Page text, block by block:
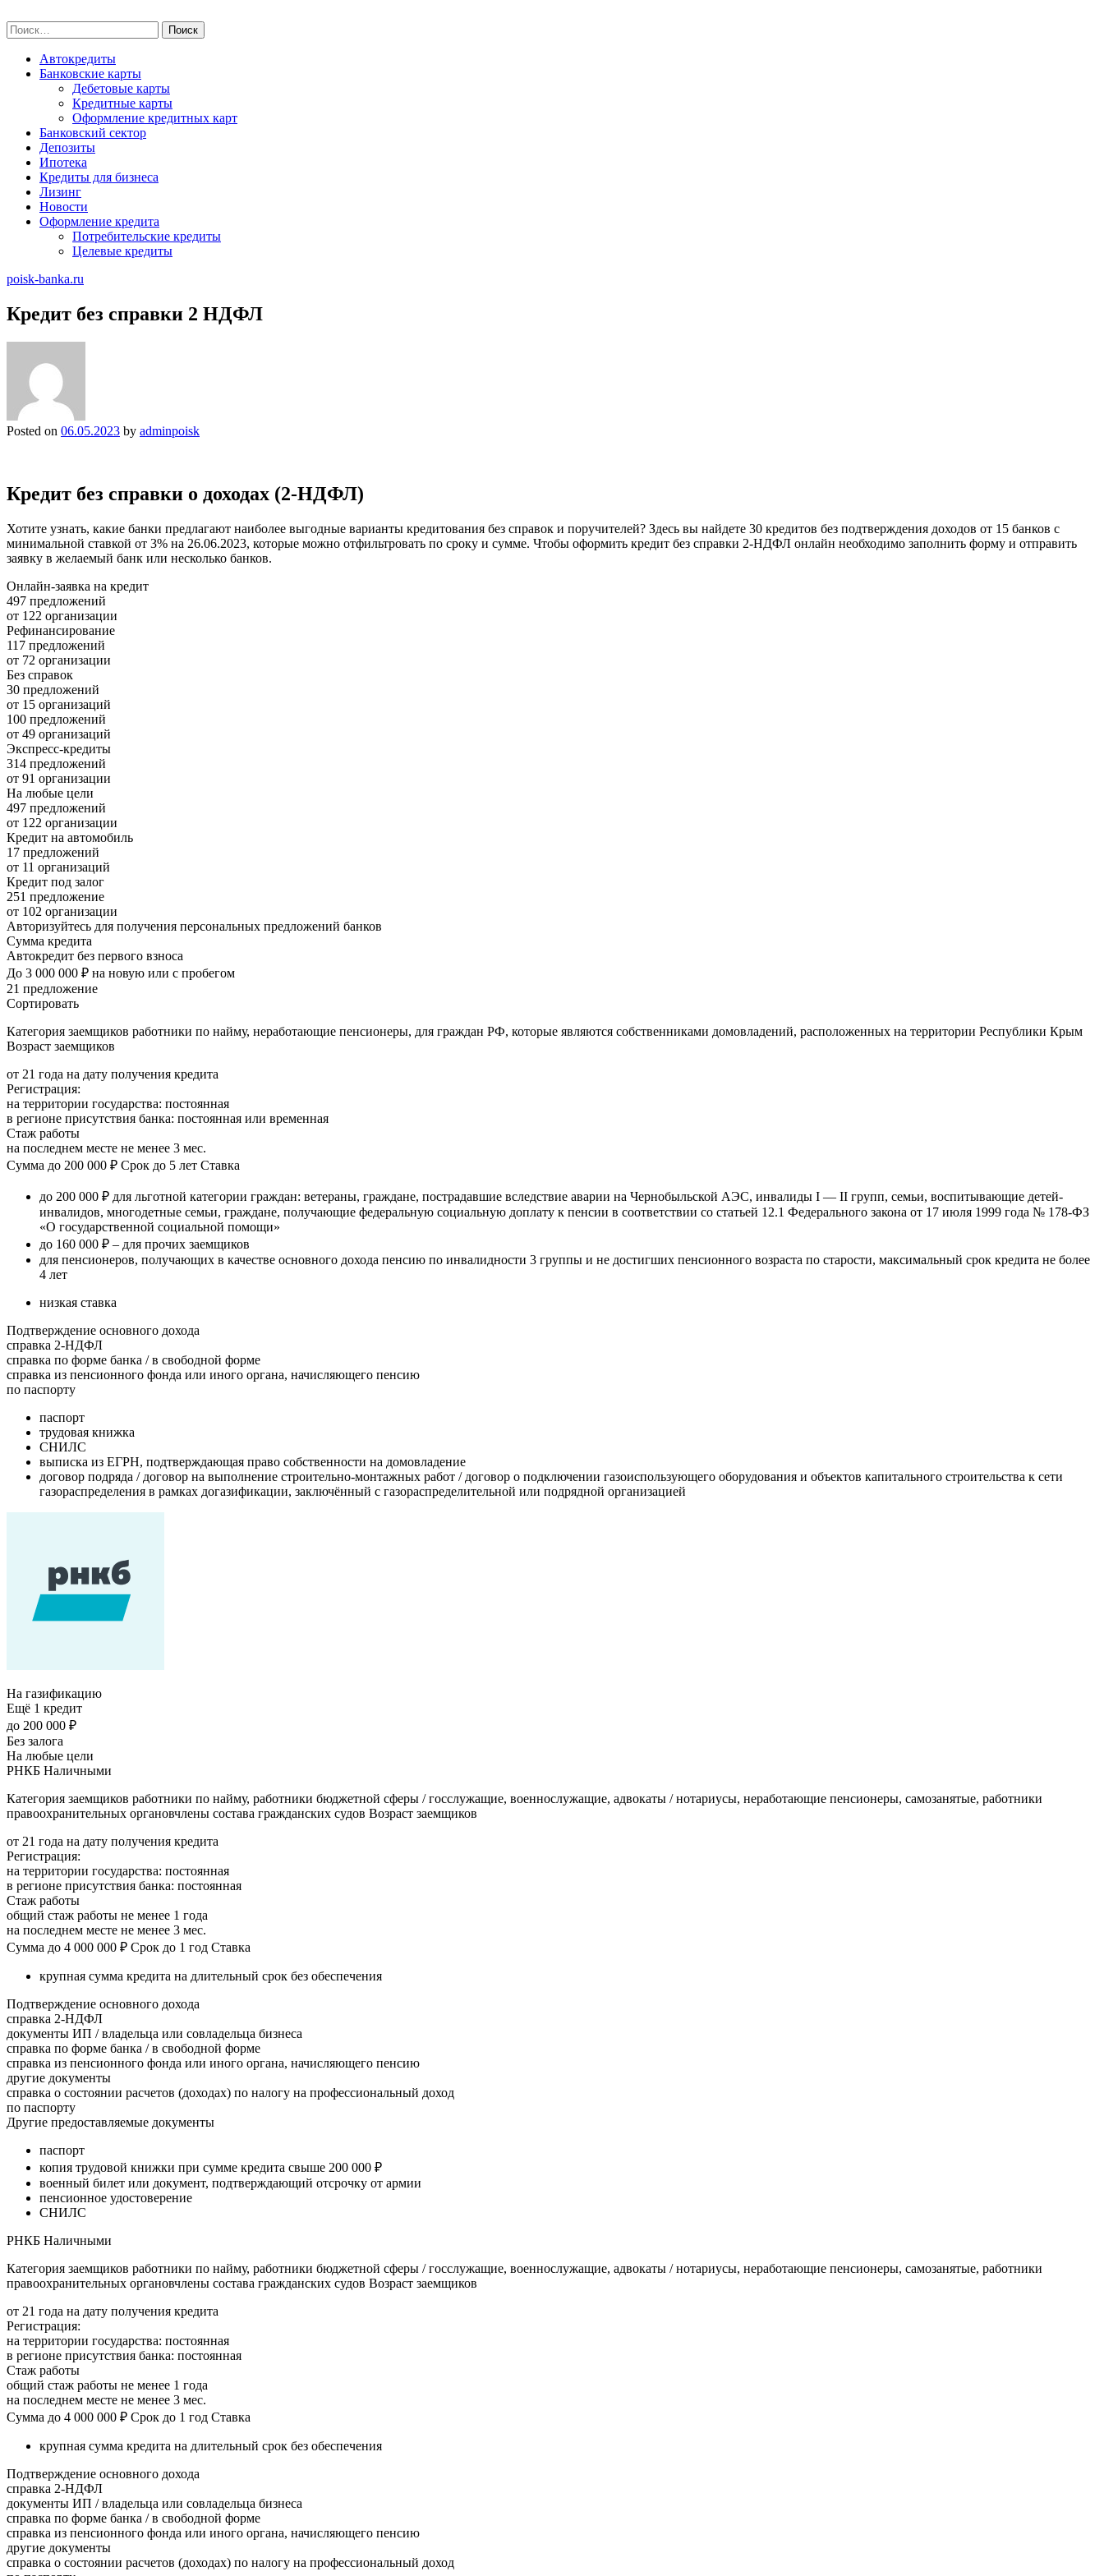
to
content
Найти:
Автокредиты
Банковские карты
Дебетовые карты
Кредитные карты
Оформление кредитных карт
Банковский сектор
Депозиты
Ипотека
Кредиты для бизнеса
Лизинг
Новости
Оформление кредита
Потребительские кредиты
Целевые кредиты
poisk-banka.ru
Кредит без справки 2 НДФЛ
Posted on 06.05.2023 by adminpoisk
Кредит без справки о доходах (2-НДФЛ)
Хотите узнать, какие банки предлагают наиболее выгодные варианты кредитования без справок и поручителей? Здесь вы найдете 30 кредитов без подтверждения доходов от 15 банков с
минимальной ставкой от 3% на 26.06.2023, которые можно отфильтровать по сроку и сумме. Чтобы оформить кредит без справки 2-НДФЛ онлайн необходимо заполнить форму и отправить
заявку в желаемый банк или несколько банков.
Онлайн-заявка на кредит
497 предложений
от 122 организации
Рефинансирование
117 предложений
от 72 организации
Без справок
30 предложений
от 15 организаций
100 предложений
от 49 организаций
Экспресс-кредиты
314 предложений
от 91 организации
На любые цели
497 предложений
от 122 организации
Кредит на автомобиль
17 предложений
от 11 организаций
Кредит под залог
251 предложение
от 102 организации
Авторизуйтесь для получения персональных предложений банков
Сумма кредита
Автокредит без первого взноса
До 3 000 000 ₽ на новую или с пробегом
21 предложение
Сортировать
Категория заемщиков работники по найму, неработающие пенсионеры, для граждан РФ, которые являются собственниками домовладений, расположенных на территории Республики Крым
Возраст заемщиков
от 21 года на дату получения кредита
Регистрация:
на территории государства: постоянная
в регионе присутствия банка: постоянная или временная
Стаж работы
на последнем месте не менее 3 мес.
Сумма до 200 000 ₽ Срок до 5 лет Ставка
до 200 000 ₽ для льготной категории граждан: ветераны, граждане, пострадавшие вследствие аварии на Чернобыльской АЭС, инвалиды I — II групп, семьи, воспитывающие детей-
инвалидов, многодетные семьи, граждане, получающие федеральную социальную доплату к пенсии в соответствии со статьей 12.1 Федерального закона от 17 июля 1999 года № 178-ФЗ
«О государственной социальной помощи»
до 160 000 ₽ – для прочих заемщиков
для пенсионеров, получающих в качестве основного дохода пенсию по инвалидности 3 группы и не достигших пенсионного возраста по старости, максимальный срок кредита не более
4 лет
низкая ставка
Подтверждение основного дохода
справка 2-НДФЛ
справка по форме банка / в свободной форме
справка из пенсионного фонда или иного органа, начисляющего пенсию
по паспорту
паспорт
трудовая книжка
СНИЛС
выписка из ЕГРН, подтверждающая право собственности на домовладение
договор подряда / договор на выполнение строительно-монтажных работ / договор о подключении газоиспользующего оборудования и объектов капитального строительства к сети
газораспределения в рамках догазификации, заключённый с газораспределительной или подрядной организацией
На газификацию
Ещё 1 кредит
до 200 000 ₽
Без залога
На любые цели
РНКБ Наличными
Категория заемщиков работники по найму, работники бюджетной сферы / госслужащие, военнослужащие, адвокаты / нотариусы, неработающие пенсионеры, самозанятые, работники
правоохранительных органовчлены состава гражданских судов Возраст заемщиков
от 21 года на дату получения кредита
Регистрация:
на территории государства: постоянная
в регионе присутствия банка: постоянная
Стаж работы
общий стаж работы не менее 1 года
на последнем месте не менее 3 мес.
Сумма до 4 000 000 ₽ Срок до 1 год Ставка
крупная сумма кредита на длительный срок без обеспечения
Подтверждение основного дохода
справка 2-НДФЛ
документы ИП / владельца или совладельца бизнеса
справка по форме банка / в свободной форме
справка из пенсионного фонда или иного органа, начисляющего пенсию
другие документы
справка о состоянии расчетов (доходах) по налогу на профессиональный доход
по паспорту
Другие предоставляемые документы
паспорт
копия трудовой книжки при сумме кредита свыше 200 000 ₽
военный билет или документ, подтверждающий отсрочку от армии
пенсионное удостоверение
СНИЛС
РНКБ Наличными
Категория заемщиков работники по найму, работники бюджетной сферы / госслужащие, военнослужащие, адвокаты / нотариусы, неработающие пенсионеры, самозанятые, работники
правоохранительных органовчлены состава гражданских судов Возраст заемщиков
от 21 года на дату получения кредита
Регистрация:
на территории государства: постоянная
в регионе присутствия банка: постоянная
Стаж работы
общий стаж работы не менее 1 года
на последнем месте не менее 3 мес.
Сумма до 4 000 000 ₽ Срок до 1 год Ставка
крупная сумма кредита на длительный срок без обеспечения
Подтверждение основного дохода
справка 2-НДФЛ
документы ИП / владельца или совладельца бизнеса
справка по форме банка / в свободной форме
справка из пенсионного фонда или иного органа, начисляющего пенсию
другие документы
справка о состоянии расчетов (доходах) по налогу на профессиональный доход